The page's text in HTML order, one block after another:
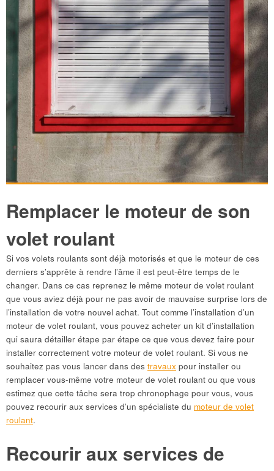
Remplacer le moteur de son
volet roulant
Si vos volets roulants sont déjà motorisés et que le moteur de ces
derniers s’apprête à rendre l’âme il est peut-être temps de le
changer. Dans ce cas reprenez le même moteur de volet roulant
que vous aviez déjà pour ne pas avoir de mauvaise surprise lors de
l’installation de votre nouvel achat. Tout comme l’installation d’un
moteur de volet roulant, vous pouvez acheter un kit d’installation
qui saura détailler étape par étape ce que vous devez faire pour
installer correctement votre moteur de volet roulant. Si vous ne
souhaitez pas vous lancer dans des travaux pour installer ou
remplacer vous-même votre moteur de volet roulant ou que vous
estimez que cette tâche sera trop chronophage pour vous, vous
pouvez recourir aux services d’un spécialiste du moteur de volet
roulant.
Recourir aux services de